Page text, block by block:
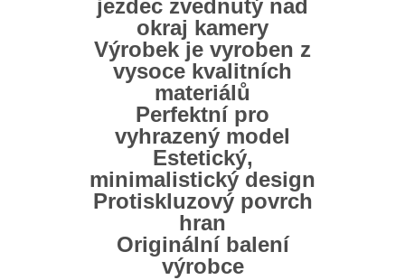
jezdec zvednutý nad
okraj kamery
Výrobek je vyroben z
vysoce kvalitních
materiálů
Perfektní pro
vyhrazený model
Estetický,
minimalistický design
Protiskluzový povrch
hran
Originální balení
výrobce